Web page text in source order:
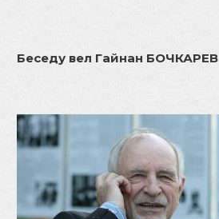
Беседу вел Гайнан БОЧКАРЕВ